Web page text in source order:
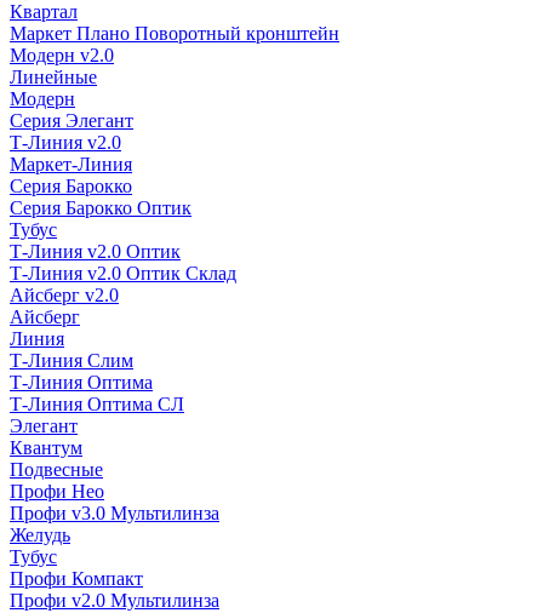
Квартал
Маркет Плано Поворотный кронштейн
Модерн v2.0
Линейные
Модерн
Серия Элегант
Т-Линия v2.0
Маркет-Линия
Серия Барокко
Серия Барокко Оптик
Тубус
Т-Линия v2.0 Оптик
Т-Линия v2.0 Оптик Склад
Айсберг v2.0
Айсберг
Линия
Т-Линия Слим
Т-Линия Оптима
Т-Линия Оптима СЛ
Элегант
Квантум
Подвесные
Профи Нео
Профи v3.0 Мультилинза
Желудь
Тубус
Профи Компакт
Профи v2.0 Мультилинза